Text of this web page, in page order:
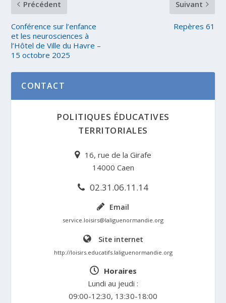
Précédent
Conférence sur l’enfance
et les neurosciences à
l’Hôtel de Ville du Havre –
15 octobre 2025
Suivant
Repères 61
CONTACT
POLITIQUES ÉDUCATIVES
TERRITORIALES
16, rue de la Girafe
14000 Caen
02.31.06.11.14
Email
service.loisirs@laliguenormandie.org
Site internet
http://loisirs.educatifs.laliguenormandie.org
Horaires
Lundi au jeudi :
09:00-12:30, 13:30-18:00